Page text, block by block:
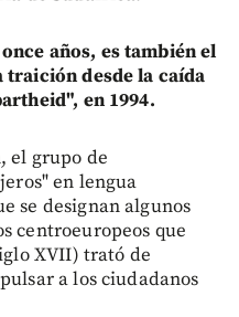
años, es también el
desde la caída
en 1994.
el grupo de
en lengua
se designan algunos
centroeuropeos que
XVII) trató de
a los ciudadanos